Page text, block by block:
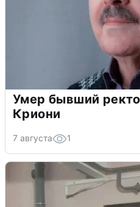
Умер бывший
Криони
7 августа 1